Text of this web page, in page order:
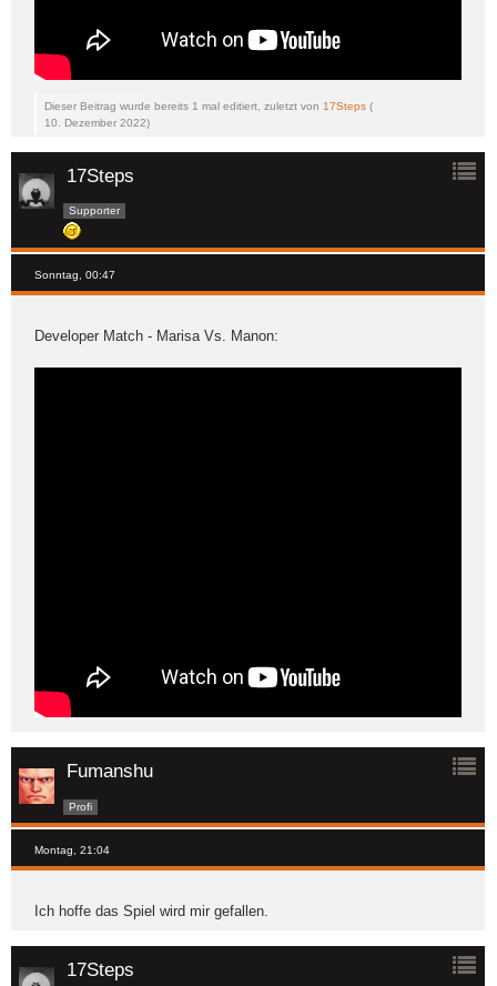
Dieser Beitrag wurde bereits 1 mal editiert, zuletzt von 17Steps (
10. Dezember 2022)
17Steps
Supporter
Sonntag, 00:47
Developer Match - Marisa Vs. Manon:
Fumanshu
Profi
Montag, 21:04
Ich hoffe das Spiel wird mir gefallen.
17Steps